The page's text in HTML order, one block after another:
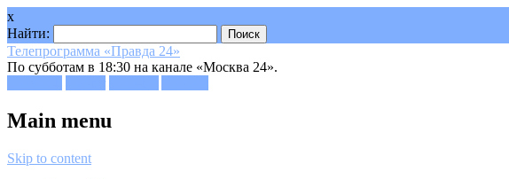
x
Найти:
Телепрограмма «Правда 24»
По субботам в 18:30 на канале «Москва 24».
Main menu
Skip to content